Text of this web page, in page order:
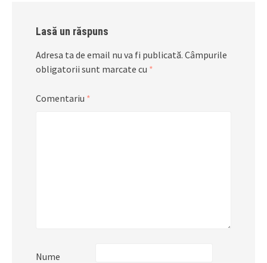
Lasă un răspuns
Adresa ta de email nu va fi publicată. Câmpurile
obligatorii sunt marcate cu *
Comentariu *
Nume